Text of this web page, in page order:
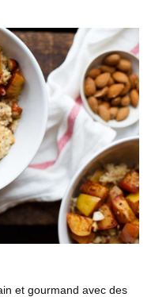
et gourmand avec des